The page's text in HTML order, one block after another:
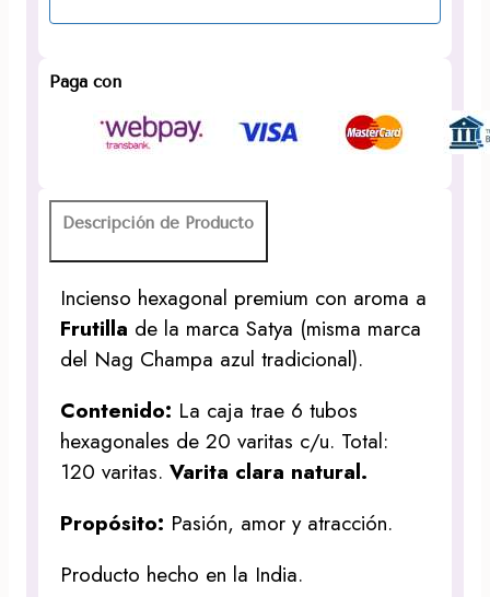
Paga con
Descripción de Producto
Incienso hexagonal premium con aroma a
Frutilla de la marca Satya (misma marca
del Nag Champa azul tradicional).
Contenido: La caja trae 6 tubos
hexagonales de 20 varitas c/u. Total:
120 varitas.Varita clara natural.
Propósito: Pasión, amor y atracción.
Producto hecho en la India.